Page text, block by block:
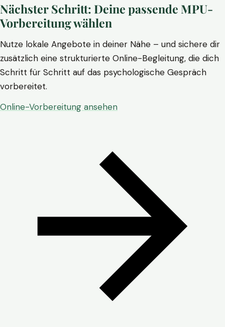
Nächster Schritt: Deine passende MPU-
Vorbereitung wählen
Nutze lokale Angebote in deiner Nähe – und sichere dir
zusätzlich eine strukturierte Online-Begleitung, die dich
Schritt für Schritt auf das psychologische Gespräch
vorbereitet.
Online-Vorbereitung ansehen